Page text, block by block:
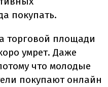
покупать.
торговой площади
умрет. Даже
что молодые
покупают онлайн